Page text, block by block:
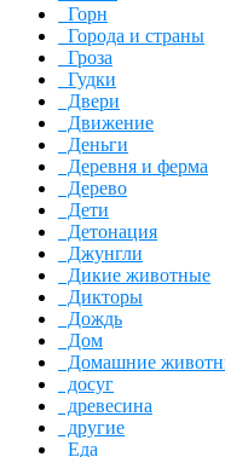
Горн
Города и страны
Гроза
Гудки
Двери
Движение
Деньги
Деревня и ферма
Дерево
Дети
Детонация
Джунгли
Дикие животные
Дикторы
Дождь
Дом
Домашние
досуг
древесина
другие
Еда